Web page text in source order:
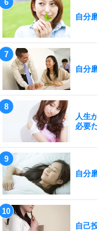
自分
自分
人生
必要だ
自分
自己